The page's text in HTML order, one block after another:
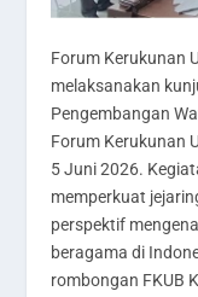
Forum Kerukunan
melaksanakan
Pengembangan
Forum Kerukunan
5 Juni 2026.
memperkuat
perspektif
beragama di
rombongan FKUB